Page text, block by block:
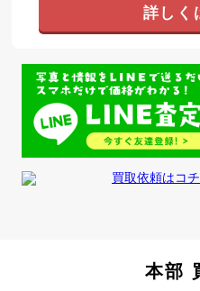
詳しく
本部